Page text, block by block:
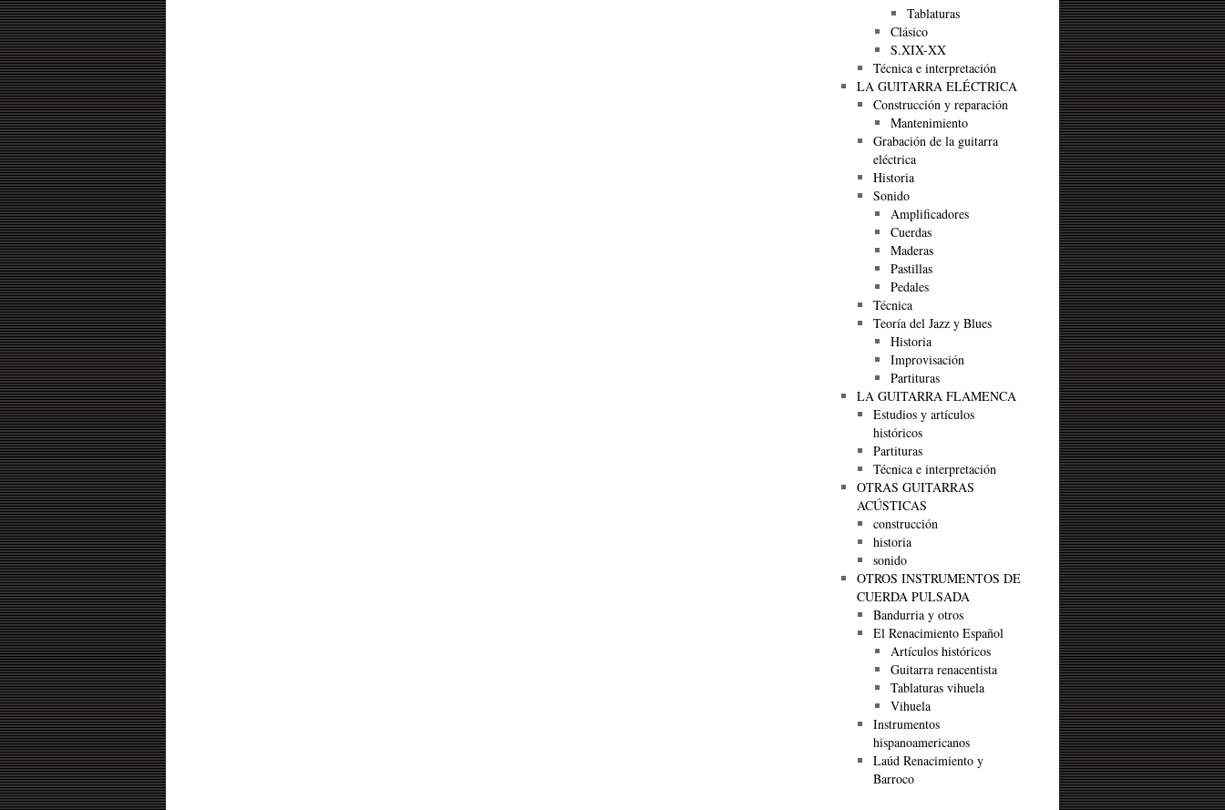
Tablaturas
Clásico
S.XIX-XX
Técnica e interpretación
LA GUITARRA ELÉCTRICA
Construcción y reparación
Mantenimiento
Grabación de la guitarra
eléctrica
Historia
Sonido
Amplificadores
Cuerdas
Maderas
Pastillas
Pedales
Técnica
Teoría del Jazz y Blues
Historia
Improvisación
Partituras
LA GUITARRA FLAMENCA
Estudios y artículos
históricos
Partituras
Técnica e interpretación
OTRAS GUITARRAS
ACÚSTICAS
construcción
historia
sonido
OTROS INSTRUMENTOS DE
CUERDA PULSADA
Bandurria y otros
El Renacimiento Español
Artículos históricos
Guitarra renacentista
Tablaturas vihuela
Vihuela
Instrumentos
hispanoamericanos
Laúd Renacimiento y
Barroco